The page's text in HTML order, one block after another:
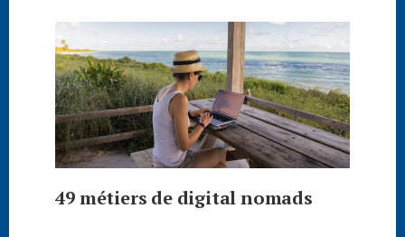
49 métiers de digital nomads